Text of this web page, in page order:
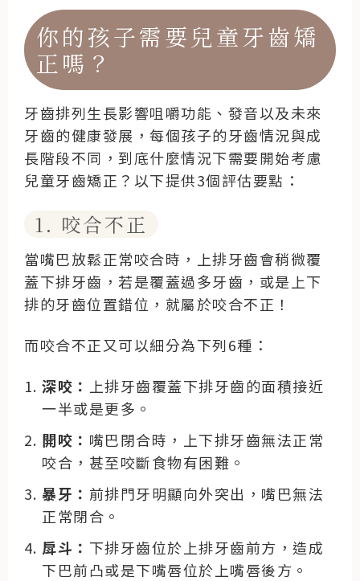
你的孩子需要兒童牙齒矯
正嗎？
牙齒排列生長影響咀嚼功能、發音以及未來
牙齒的健康發展，每個孩子的牙齒情況與成
長階段不同，到底什麼情況下需要開始考慮
兒童牙齒矯正？以下提供3個評估要點：
1. 咬合不正
當嘴巴放鬆正常咬合時，上排牙齒會稍微覆
蓋下排牙齒，若是覆蓋過多牙齒，或是上下
排的牙齒位置錯位，就屬於咬合不正！
而咬合不正又可以細分為下列6種：
深咬： 上排牙齒覆蓋下排牙齒的面積接近
一半或是更多。
開咬： 嘴巴閉合時，上下排牙齒無法正常
咬合，甚至咬斷食物有困難。
暴牙： 前排門牙明顯向外突出，嘴巴無法
正常閉合。
戽斗： 下排牙齒位於上排牙齒前方，造成
下巴前凸或是下嘴唇位於上嘴唇後方。